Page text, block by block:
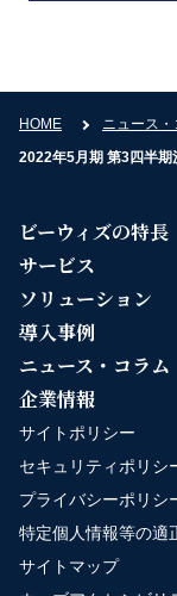
HOME ニュース・
2022年5月期 第3四半
ビーウィズの特長
サービス
ソリューション
導入事例
ニュース・コラム
企業情報
サイトポリシー
セキュリティポリシ
プライバシーポリシ
特定個人情報等の適
サイトマップ